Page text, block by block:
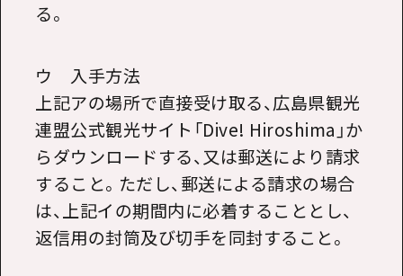
る。
ウ 入手方法
上記アの場所で直接受け取る、広島県観光
連盟公式観光サイト「Dive! Hiroshima 」か
らダウンロードする、又は郵送により請求
すること。ただし、郵送による請求の場合
は、上記イの期間内に必着することとし、
返信用の封筒及び切手を同封すること。